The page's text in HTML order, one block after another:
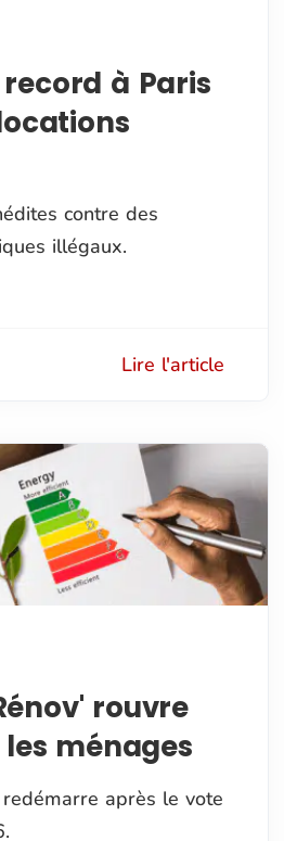
à Paris
contre des
illégaux.
Lire l'article
rouvre
ménages
après le vote